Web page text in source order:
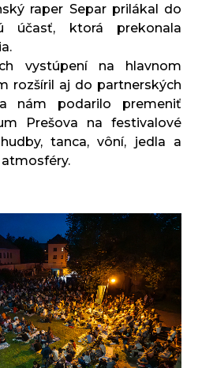
raper Separ prilákal do
účasť, ktorá prekonala
vystúpení na hlavnom
rozšíril aj do partnerských
nám podarilo premeniť
Prešova na festivalové
tanca, vôní, jedla a